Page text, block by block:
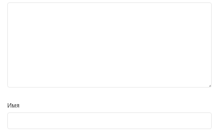
Имя